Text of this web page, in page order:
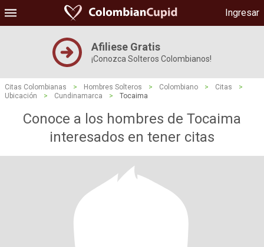
Ingresar
Afiliese Gratis
¡Conozca Solteros Colombianos!
Citas Colombianas > Hombres Solteros > Colombiano > Citas
>
Ubicación
> Cundinamarca > Tocaima
Conoce a los hombres de Tocaima
interesados ​​en tener citas